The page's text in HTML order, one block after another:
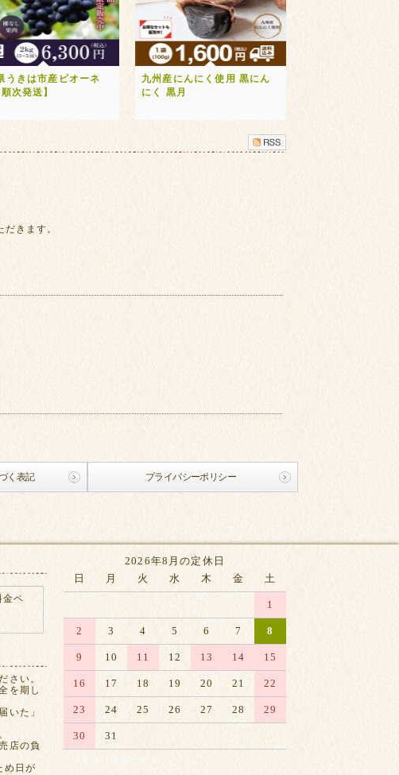
うきは市産ピオーネ
順次発送】
九州産にんにく使用 黒にん
にく 黒月
きます。
く表記 プライバシーポリシー
2026年8月の定休日
日
月 火 水 木 金 土
1
2 3 4 5 6 7 8
9 10 11 12 13 14 15
16 17 18 19 20 21 22
23 24 25 26 27 28 29
30 31
金ペ
さい。
を期し
いた」
店の負
め日が